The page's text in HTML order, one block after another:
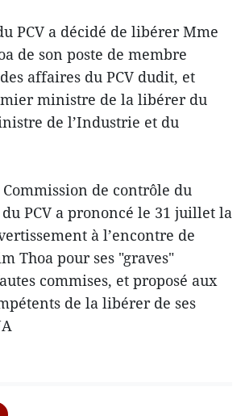
PCV a décidé de libérer Mme
de son poste de membre
affaires du PCV dudit, et
ministre de la libérer du
de l’Industrie et du
de contrôle du
PCV a prononcé le 31 juillet la
à l’encontre de
Thoa pour ses "graves"
commises, et proposé aux
de la libérer de ses